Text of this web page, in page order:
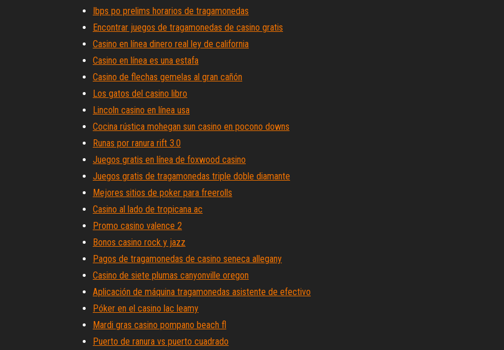
Ibps po prelims horarios de tragamonedas
Encontrar juegos de tragamonedas de casino gratis
Casino en línea dinero real ley de california
Casino en línea es una estafa
Casino de flechas gemelas al gran cañón
Los gatos del casino libro
Lincoln casino en línea usa
Cocina rústica mohegan sun casino en pocono downs
Runas por ranura rift 3.0
Juegos gratis en línea de foxwood casino
Juegos gratis de tragamonedas triple doble diamante
Mejores sitios de poker para freerolls
Casino al lado de tropicana ac
Promo casino valence 2
Bonos casino rock y jazz
Pagos de tragamonedas de casino seneca allegany
Casino de siete plumas canyonville oregon
Aplicación de máquina tragamonedas asistente de efectivo
Póker en el casino lac leamy
Mardi gras casino pompano beach fl
Puerto de ranura vs puerto cuadrado